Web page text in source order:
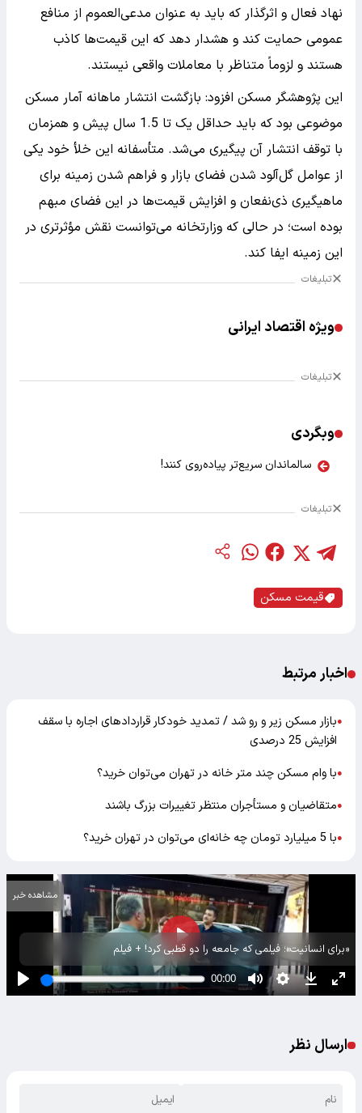
نهاد فعال و اثرگذار که باید به عنوان مدعی‌العموم از منافع
عمومی حمایت کند و هشدار دهد که این قیمت‌ها کاذب
هستند و لزوماً متناظر با معاملات واقعی نیستند.
این پژوهشگر مسکن افزود: بازگشت انتشار ماهانه آمار مسکن
موضوعی بود که باید حداقل یک تا 1.5 سال پیش و همزمان
با توقف انتشار آن پیگیری می‌شد. متأسفانه این خلأ خود یکی
از عوامل گل‌آلود شدن فضای بازار و فراهم شدن زمینه برای
ماهیگیری ذی‌نفعان و افزایش قیمت‌ها در این فضای مبهم
بوده است؛ در حالی که وزارتخانه می‌توانست نقش مؤثرتری در
این زمینه ایفا کند.
تبلیغات
ویژه اقتصاد ایرانی
تبلیغات
وبگردی
سالماندان سریع‌تر پیاده‌روی کنند!
تبلیغات
قیمت مسکن
اخبار مرتبط
●بازار مسکن زیر و رو شد / تمدید خودکار قرارداد‌های اجاره با سقف
افزایش 25 درصدی
●با وام مسکن چند متر خانه در تهران می‌توان خرید؟
●متقاضیان و مستأجران منتظر تغییرات بزرگ باشند
●با 5 میلیارد تومان چه خانه‌ای می‌توان در تهران خرید؟
«برای انسانیت»؛ فیلمی که جامعه را دو قطبی کرد! + فیلم
مشاهده خبر
ارسال نظر